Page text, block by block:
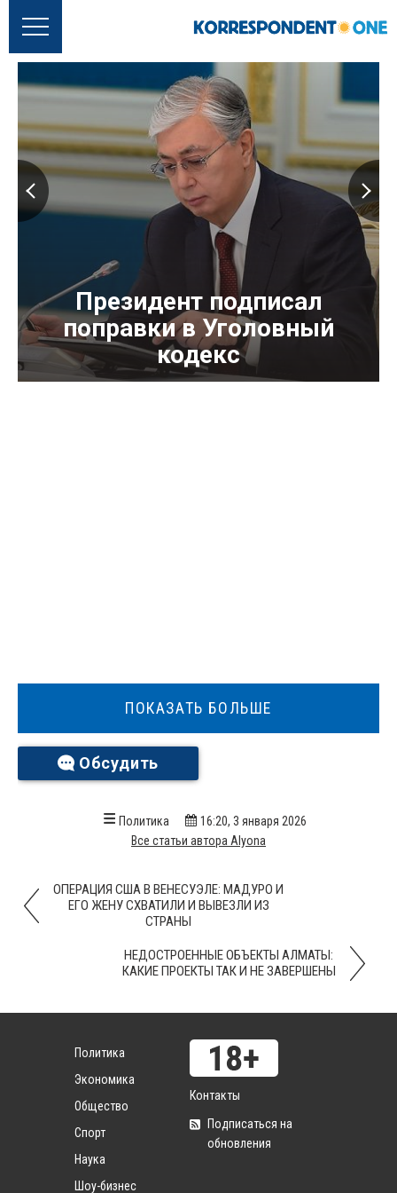
Президент подписал
поправки в Уголовный
кодекс
ПОКАЗАТЬ БОЛЬШЕ
Обсудить
Политика
16:20, 3 января 2026
Все статьи автора Alyona
ОПЕРАЦИЯ США В ВЕНЕСУЭЛЕ: МАДУРО И
ЕГО ЖЕНУ СХВАТИЛИ И ВЫВЕЗЛИ ИЗ
СТРАНЫ
НЕДОСТРОЕННЫЕ ОБЪЕКТЫ АЛМАТЫ:
КАКИЕ ПРОЕКТЫ ТАК И НЕ ЗАВЕРШЕНЫ
Политика
Экономика
Общество
Спорт
Наука
Шоу-бизнес
Контакты
Подписаться на
обновления